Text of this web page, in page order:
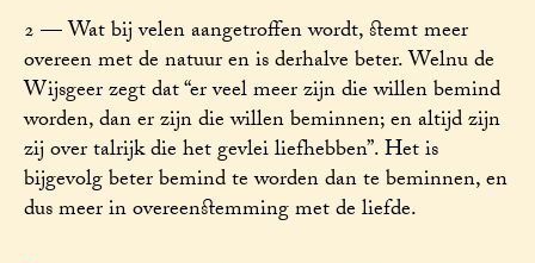
2 — Wat bij velen aangetroffen wordt, stemt meer
overeen met de natuur en is derhalve beter. Welnu de
Wijsgeer zegt dat “er veel meer zijn die willen bemind
worden, dan er zijn die willen beminnen; en altijd zijn
zij over talrijk die het gevlei liefhebben”. Het is
bijgevolg beter bemind te worden dan te beminnen, en
dus meer in overeenstemming met de liefde.